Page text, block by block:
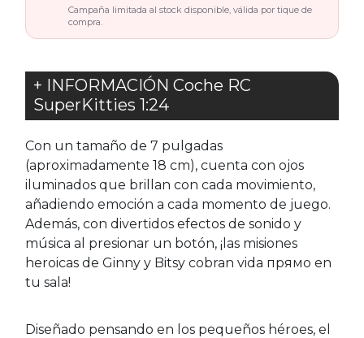
Campaña limitada al stock disponible, válida por tique de
compra.
+ INFORMACIÓN Coche RC
SuperKitties 1:24
Con un tamaño de 7 pulgadas
(aproximadamente 18 cm), cuenta con ojos
iluminados que brillan con cada movimiento,
añadiendo emoción a cada momento de juego.
Además, con divertidos efectos de sonido y
música al presionar un botón, ¡las misiones
heroicas de Ginny y Bitsy cobran vida прямо en
tu sala!
Diseñado pensando en los pequeños héroes, el